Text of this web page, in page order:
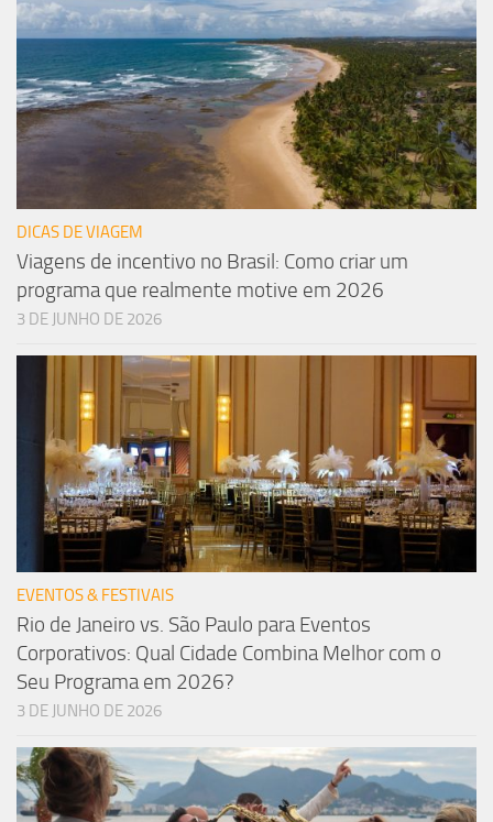
DICAS DE VIAGEM
Viagens de incentivo no Brasil: Como criar um
programa que realmente motive em 2026
3 DE JUNHO DE 2026
EVENTOS & FESTIVAIS
Rio de Janeiro vs. São Paulo para Eventos
Corporativos: Qual Cidade Combina Melhor com o
Seu Programa em 2026?
3 DE JUNHO DE 2026